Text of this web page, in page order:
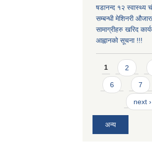
षडानन्द १२ स्वास्थ्य
सम्बन्धी मेशिनरी
सामाग्रीहरु खरिद
आह्वानको सूचना !!!
Pages
1 2
6 7
next ›
अन्य